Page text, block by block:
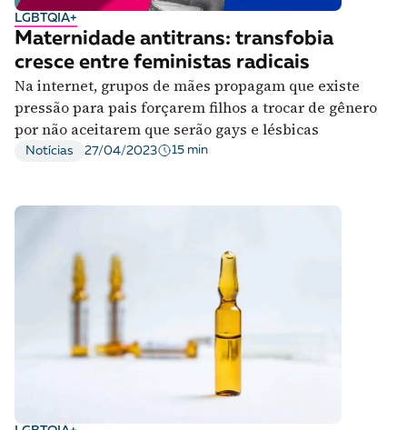
LGBTQIA+
Maternidade antitrans: transfobia
cresce entre feministas radicais
Na internet, grupos de mães propagam que existe
pressão para pais forçarem filhos a trocar de gênero
por não aceitarem que serão gays e lésbicas
Notícias 27/04/2023 15 min